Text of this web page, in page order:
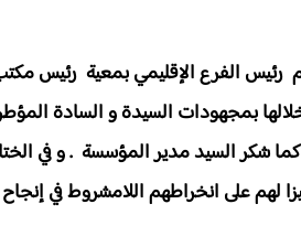
الفرع الإقليمي بمعية رئيس مكتب
بمجهودات السيدة و السادة
، كما شكر السيد مدير المؤسسة . و في
لهم على انخراطهم اللامشروط في إنجاح